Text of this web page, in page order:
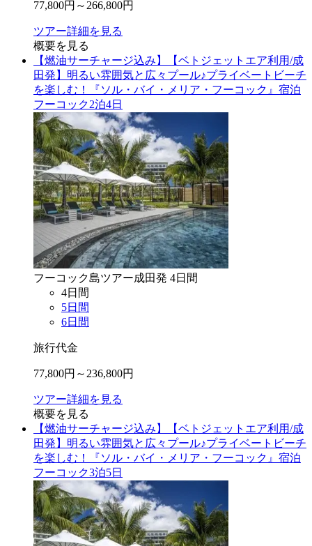
77,800円～ 266,800円
ツアー詳細を見る
概要を見る
【燃油サーチャージ込み】【ベトジェットエア利用/成
田発】明るい雰囲気と広々プール♪プライベートビーチ
を楽しむ！『ソル・バイ・メリア・フーコック』宿泊
フーコック2泊4日
フーコック島ツアー成田発 4日間
4日間
5日間
6日間
旅行代金
77,800円～ 236,800円
ツアー詳細を見る
概要を見る
【燃油サーチャージ込み】【ベトジェットエア利用/成
田発】明るい雰囲気と広々プール♪プライベートビーチ
を楽しむ！『ソル・バイ・メリア・フーコック』宿泊
フーコック3泊5日